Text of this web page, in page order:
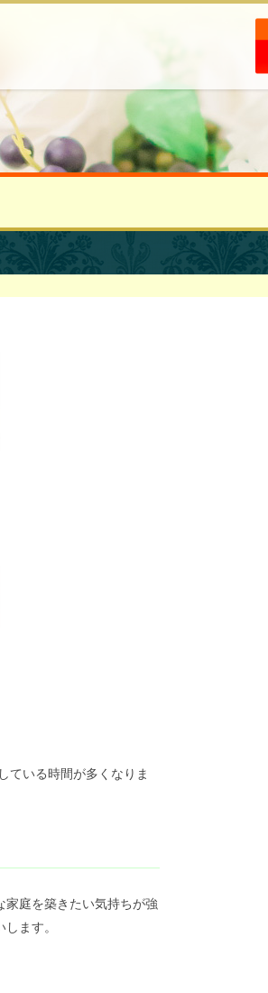
ている時間が多くなりま
庭を築きたい気持ちが強
ます。